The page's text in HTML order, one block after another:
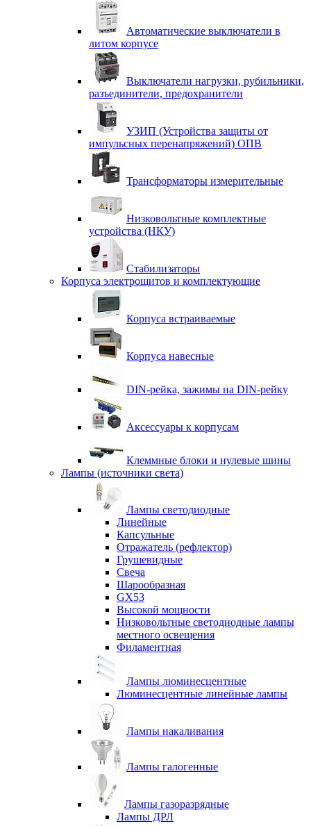
Автоматические выключатели в
литом корпусе
Выключатели нагрузки, рубильники,
разъединители, предохранители
УЗИП (Устройства защиты от
импульсных перенапряжений) ОПВ
Трансформаторы измерительные
Низковольтные комплектные
устройства (НКУ)
Стабилизаторы
Корпуса электрощитов и комплектующие
Корпуса встраиваемые
Корпуса навесные
DIN-рейка, зажимы на DIN-рейку
Аксессуары к корпусам
Клеммные блоки и нулевые шины
Лампы (источники света)
Лампы светодиодные
Линейные
Капсульные
Отражатель (рефлектор)
Грушевидные
Свеча
Шарообразная
GX53
Высокой мощности
Низковольтные светодиодные лампы
местного освещения
Филаментная
Лампы люминесцентные
Люминесцентные линейные лампы
Лампы накаливания
Лампы галогенные
Лампы газоразрядные
Лампы ДРЛ